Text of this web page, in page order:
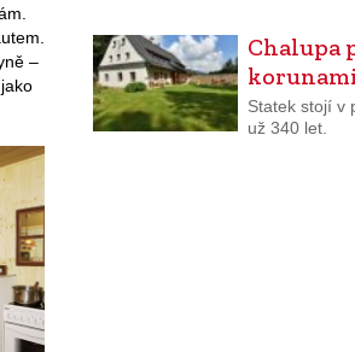
–
Chalupa
Statek stojí v
už 340 let.